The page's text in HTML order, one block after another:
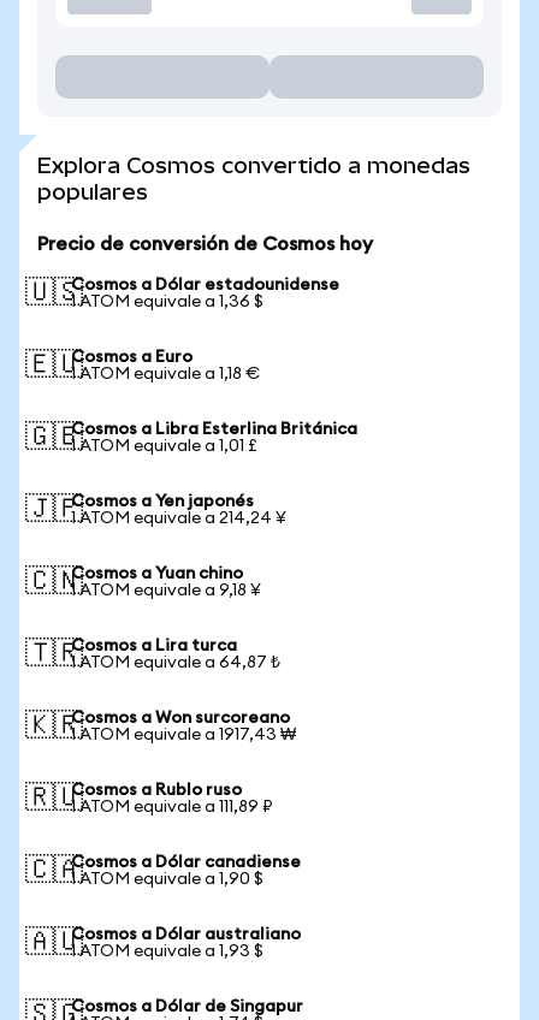
Explora Cosmos convertido a monedas
populares
Precio de conversión de Cosmos hoy
🇺🇸Cosmos a Dólar estadounidense
1 ATOM equivale a 1,36 $
🇪🇺Cosmos a Euro
1 ATOM equivale a 1,18 €
🇬🇧Cosmos a Libra Esterlina Británica
1 ATOM equivale a 1,01 £
🇯🇵Cosmos a Yen japonés
1 ATOM equivale a 214,24 ¥
🇨🇳Cosmos a Yuan chino
1 ATOM equivale a 9,18 ¥
🇹🇷Cosmos a Lira turca
1 ATOM equivale a 64,87 ₺
🇰🇷Cosmos a Won surcoreano
1 ATOM equivale a 1917,43 ₩
🇷🇺Cosmos a Rublo ruso
1 ATOM equivale a 111,89 ₽
🇨🇦Cosmos a Dólar canadiense
1 ATOM equivale a 1,90 $
🇦🇺Cosmos a Dólar australiano
1 ATOM equivale a 1,93 $
Cosmos a Dólar de Singapur